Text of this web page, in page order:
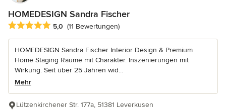
HOMEDESIGN Sandra Fischer
Durchschnittliche Bewertung: 5 von 5 Sternen
5,0 (11 Bewertungen)
HOMEDESIGN Sandra Fischer Interior Design & Premium
Home Staging Räume mit Charakter. Inszenierungen mit
Wirkung. Seit über 25 Jahren wid...
Mehr
Lützenkirchener Str. 177a, 51381 Leverkusen